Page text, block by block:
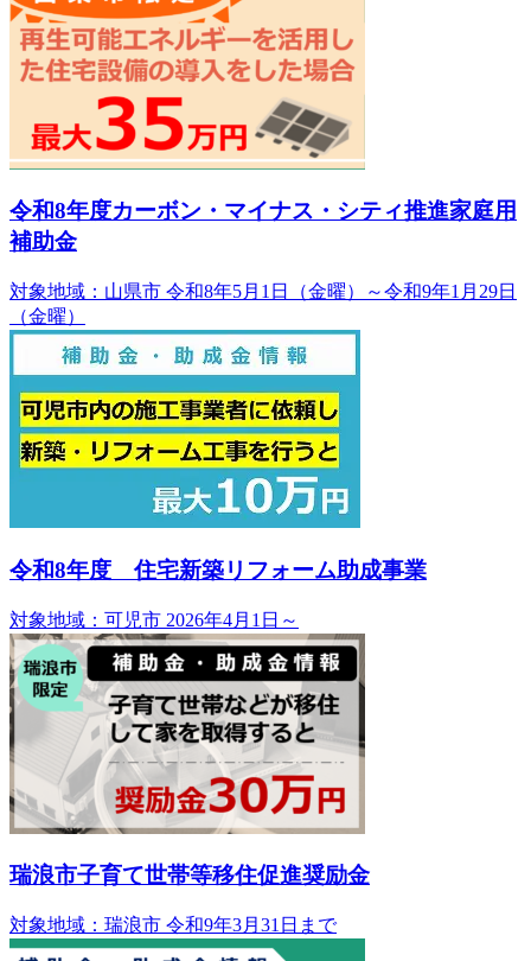
令和8年度カーボン・マイナス・シティ推進家庭用
補助金
対象地域：山県市 令和8年5月1日（金曜）～令和9年1月29日
（金曜）
令和8年度 住宅新築リフォーム助成事業
対象地域：可児市 2026年4月1日～
瑞浪市子育て世帯等移住促進奨励金
対象地域：瑞浪市 令和9年3月31日まで